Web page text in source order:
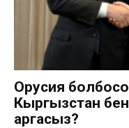
Орусия
Кыргызстан
аргасыз?